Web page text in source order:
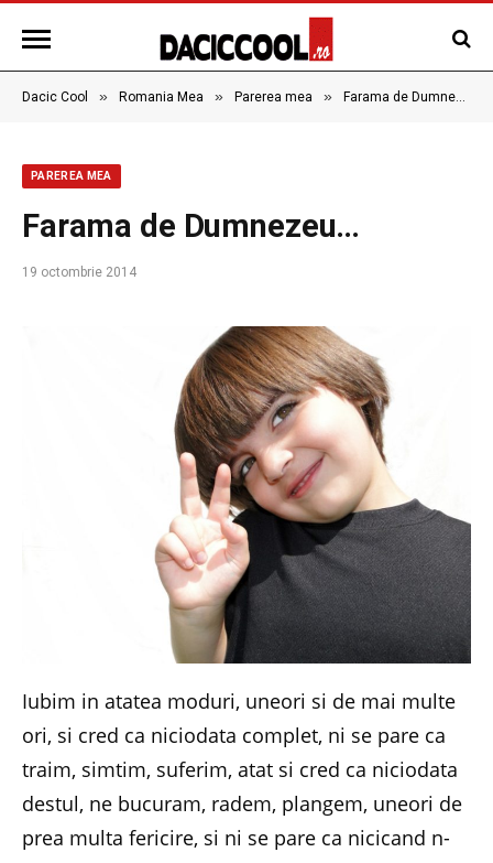
Dacic Cool » Romania Mea » Parerea mea » Farama de Dumnezeu…
PAREREA MEA
Farama de Dumnezeu…
19 octombrie 2014
Iubim in atatea moduri, uneori si de mai multe
ori, si cred ca niciodata complet, ni se pare ca
traim, simtim, suferim, atat si cred ca niciodata
destul, ne bucuram, radem, plangem, uneori de
prea multa fericire, si ni se pare ca nicicand n-